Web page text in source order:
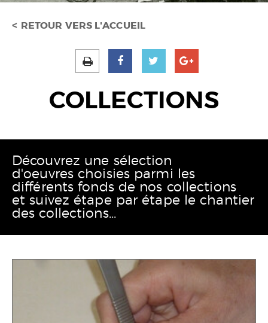
RETOUR VERS L'ACCUEIL
COLLECTIONS
Découvrez une sélection
d'oeuvres choisies parmi les
différents fonds de nos collections
et suivez étape par étape le chantier
des collections...